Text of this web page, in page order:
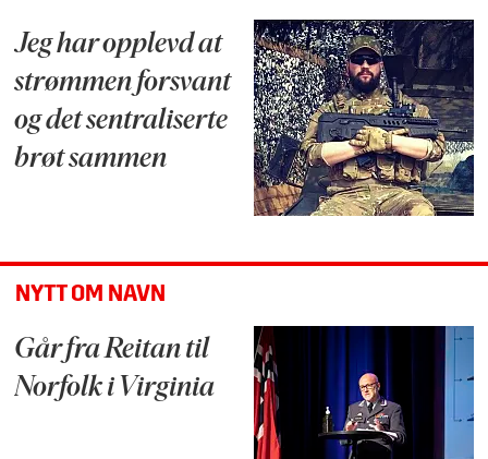
Jeg har opplevd at
strømmen forsvant
og det sentraliserte
brøt sammen
NYTT OM NAVN
Går fra Reitan til
Norfolk i Virginia